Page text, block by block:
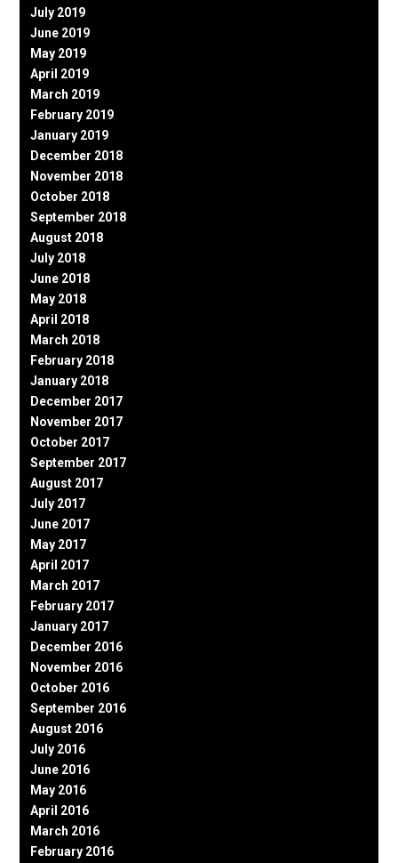
July 2019
June 2019
May 2019
April 2019
March 2019
February 2019
January 2019
December 2018
November 2018
October 2018
September 2018
August 2018
July 2018
June 2018
May 2018
April 2018
March 2018
February 2018
January 2018
December 2017
November 2017
October 2017
September 2017
August 2017
July 2017
June 2017
May 2017
April 2017
March 2017
February 2017
January 2017
December 2016
November 2016
October 2016
September 2016
August 2016
July 2016
June 2016
May 2016
April 2016
March 2016
February 2016